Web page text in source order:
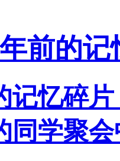
前的记
记忆碎
同学聚